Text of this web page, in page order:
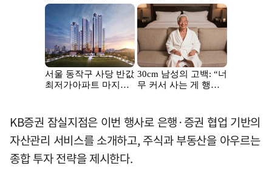
KB증권 잠실지점은 이번 행사로 은행·증권 협업 기반의
자산관리 서비스를 소개하고, 주식과 부동산을 아우르는
종합 투자 전략을 제시한다.